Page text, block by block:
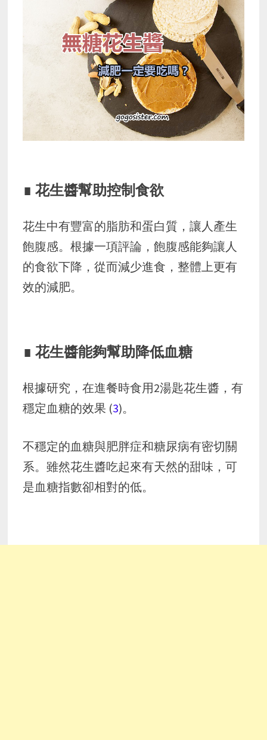
∎ 花生醬幫助控制食欲
花生中有豐富的脂肪和蛋白質，讓人產生
飽腹感。根據一項評論，飽腹感能夠讓人
的食欲下降，從而減少進食，整體上更有
效的減肥。
∎ 花生醬能夠幫助降低血糖
根據研究，在進餐時食用2湯匙花生醬，有
穩定血糖的效果 (3)。
不穩定的血糖與肥胖症和糖尿病有密切關
系。雖然花生醬吃起來有天然的甜味，可
是血糖指數卻相對的低。